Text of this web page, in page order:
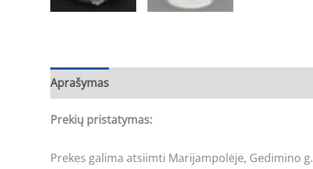
Aprašymas
Prekių pristatymas:
Prekes galima atsiimti Marijampolėje, Gedimino